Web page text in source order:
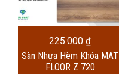
225.000 ₫
Sàn Nhựa Hèm Khóa MAT
FLOOR Z 720